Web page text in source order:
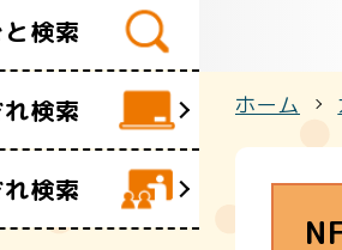
検索
検索
検索
ホーム